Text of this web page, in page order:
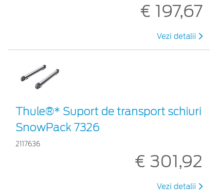
€ 197,67
Vezi detalii
Thule®* Suport de transport schiuri
SnowPack 7326
2117636
€ 301,92
Vezi detalii